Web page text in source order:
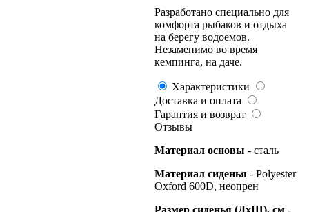
Разработано специально для
комфорта рыбаков и отдыха
на берегу водоемов.
Незаменимо во время
кемпинга, на даче.
Характеристики
Доставка и оплата
Гарантия и возврат
Отзывы
Материал основы - сталь
Материал сиденья - Polyester
Oxford 600D, неопрен